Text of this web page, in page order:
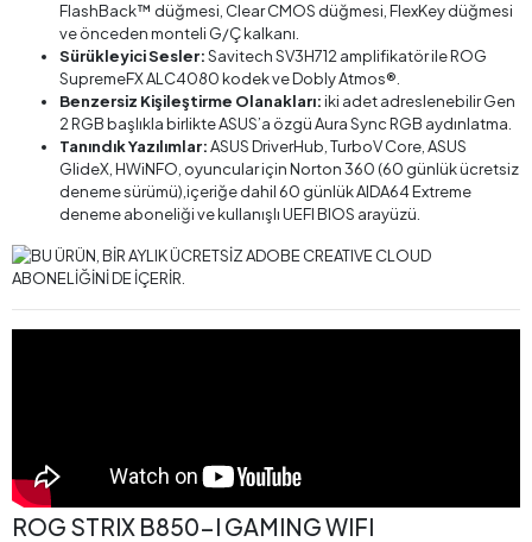
FlashBack™ düğmesi, Clear CMOS düğmesi, FlexKey düğmesi
ve önceden monteli G/Ç kalkanı.
Sürükleyici Sesler:Savitech SV3H712 amplifikatör ile ROG
SupremeFX ALC4080 kodek ve Dobly Atmos®.
Benzersiz Kişileştirme Olanakları:iki adet adreslenebilir Gen
2 RGB başlıkla birlikte ASUS’a özgü Aura Sync RGB aydınlatma.
Tanındık Yazılımlar:ASUS DriverHub, TurboV Core, ASUS
GlideX, HWiNFO, oyuncular için Norton 360 (60 günlük ücretsiz
deneme sürümü),içeriğe dahil 60 günlük AIDA64 Extreme
deneme aboneliği ve kullanışlı UEFI BIOS arayüzü.
ROG STRIX B850-I GAMING WIFI